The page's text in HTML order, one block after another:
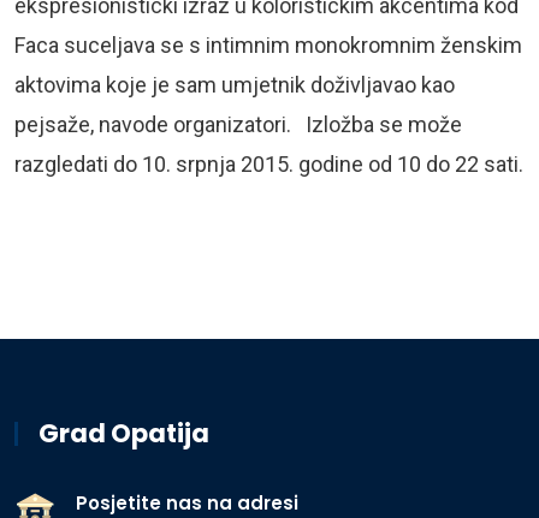
ekspresionisticki izraz u koloristickim akcentima kod
Faca suceljava se s intimnim monokromnim ženskim
aktovima koje je sam umjetnik doživljavao kao
pejsaže, navode organizatori. Izložba se može
razgledati do 10. srpnja 2015. godine od 10 do 22 sati.
Grad Opatija
Posjetite nas na adresi